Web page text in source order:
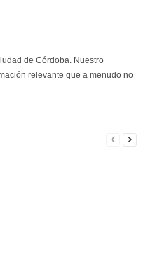
de Córdoba. Nuestro
relevante que a menudo no